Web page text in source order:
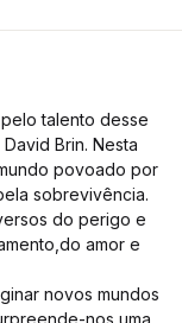
talento desse
Brin. Nesta
povoado por
sobrevivência.
do perigo e
amor e
novos mundos
nos uma